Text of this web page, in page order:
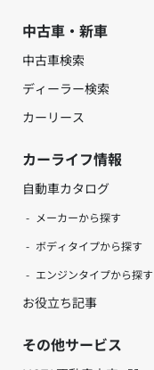
中古車・新車
中古車検索
ディーラー検索
カーリース
カーライフ情報
自動車カタログ
メーカーから探す
ボディタイプから探す
エンジンタイプから探す
お役立ち記事
その他サービス